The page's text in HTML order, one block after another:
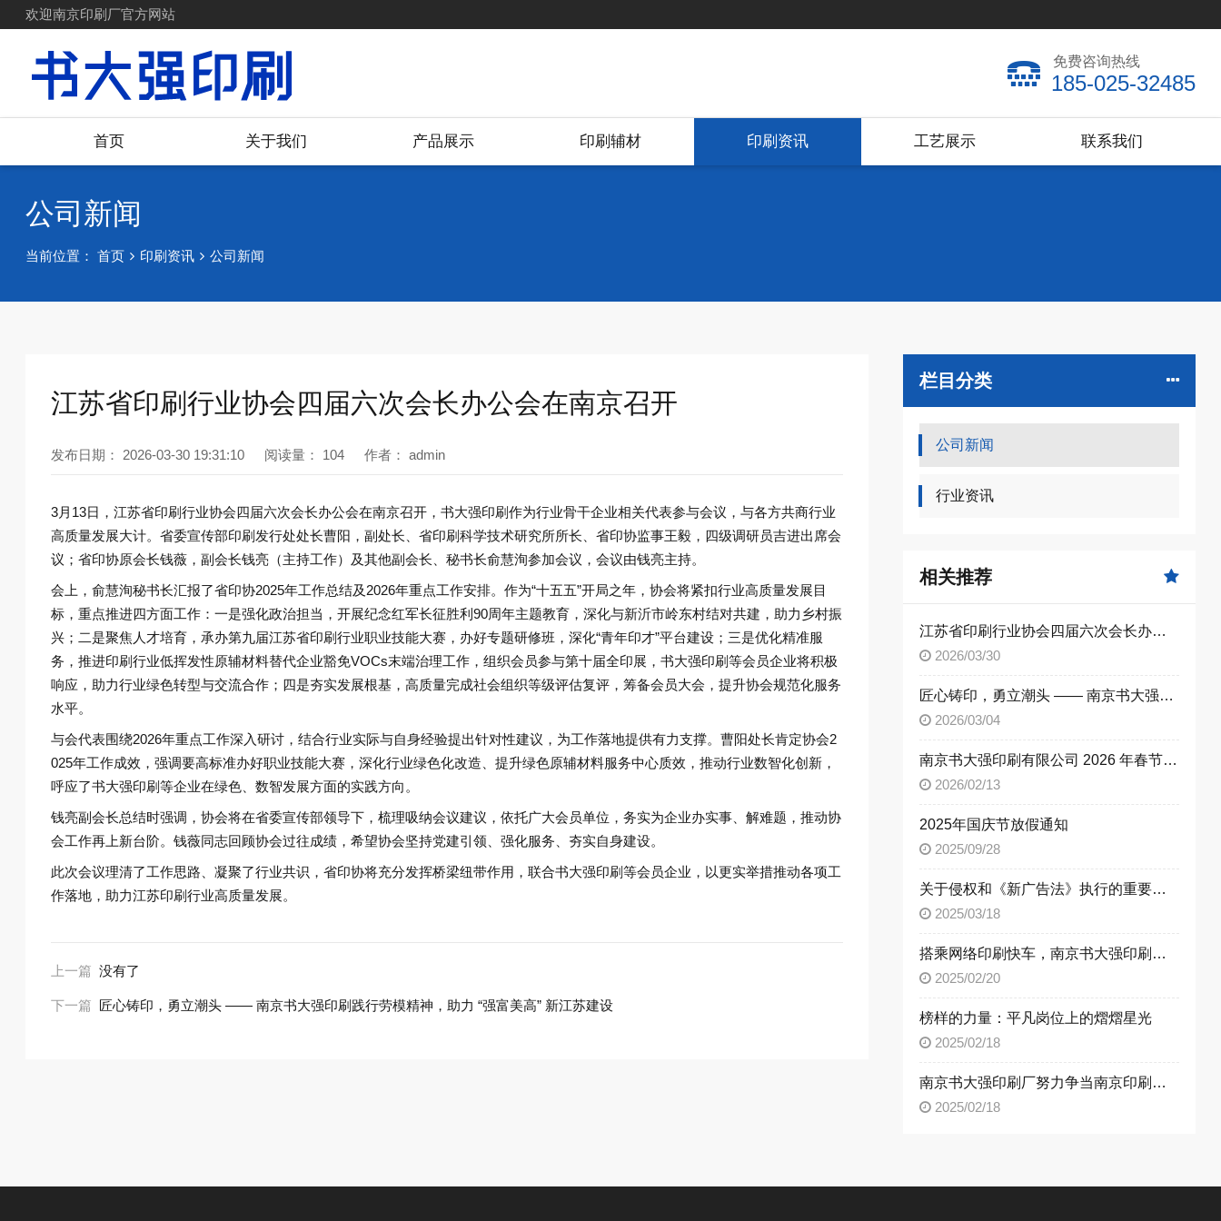
欢迎南京印刷厂官方网站
免费咨询热线
185-025-32485
首页 关于我们 产品展示 印刷辅材 印刷资讯 工艺展示 联系我们
公司新闻
当前位置： 首页 印刷资讯 公司新闻
江苏省印刷行业协会四届六次会长办公会在南京召开
发布日期： 2026-03-30 19:31:10 阅读量： 104 作者： admin
3月13日，江苏省印刷行业协会四届六次会长办公会在南京召开，书大强印刷作为行业骨干企业相关代表参与会议，与各方共商行业
高质量发展大计。省委宣传部印刷发行处处长曹阳，副处长、省印刷科学技术研究所所长、省印协监事王毅，四级调研员吉进出席会
议；省印协原会长钱薇，副会长钱亮（主持工作）及其他副会长、秘书长俞慧洵参加会议，会议由钱亮主持。
会上，俞慧洵秘书长汇报了省印协2025年工作总结及2026年重点工作安排。作为“十五五”开局之年，协会将紧扣行业高质量发展目
标，重点推进四方面工作：一是强化政治担当，开展纪念红军长征胜利90周年主题教育，深化与新沂市岭东村结对共建，助力乡村振
兴；二是聚焦人才培育，承办第九届江苏省印刷行业职业技能大赛，办好专题研修班，深化“青年印才”平台建设；三是优化精准服
务，推进印刷行业低挥发性原辅材料替代企业豁免VOCs末端治理工作，组织会员参与第十届全印展，书大强印刷等会员企业将积极
响应，助力行业绿色转型与交流合作；四是夯实发展根基，高质量完成社会组织等级评估复评，筹备会员大会，提升协会规范化服务
水平。
与会代表围绕2026年重点工作深入研讨，结合行业实际与自身经验提出针对性建议，为工作落地提供有力支撑。曹阳处长肯定协会2
025年工作成效，强调要高标准办好职业技能大赛，深化行业绿色化改造、提升绿色原辅材料服务中心质效，推动行业数智化创新，
呼应了书大强印刷等企业在绿色、数智发展方面的实践方向。
钱亮副会长总结时强调，协会将在省委宣传部领导下，梳理吸纳会议建议，依托广大会员单位，务实为企业办实事、解难题，推动协
会工作再上新台阶。钱薇同志回顾协会过往成绩，希望协会坚持党建引领、强化服务、夯实自身建设。
此次会议理清了工作思路、凝聚了行业共识，省印协将充分发挥桥梁纽带作用，联合书大强印刷等会员企业，以更实举措推动各项工
作落地，助力江苏印刷行业高质量发展。
上一篇 没有了
下一篇 匠心铸印，勇立潮头 —— 南京书大强印刷践行劳模精神，助力 “强富美高” 新江苏建设
栏目分类
公司新闻
行业资讯
相关推荐
江苏省印刷行业协会四届六次会长办公会在南京召开
2026/03/30
匠心铸印，勇立潮头 —— 南京书大强印刷践行劳模精神，助力 “强富美高” 新江苏建设
2026/03/04
​南京书大强印刷有限公司 2026 年春节放假通知及安全公告
2026/02/13
2025年国庆节放假通知
2025/09/28
关于侵权和《新广告法》执行的重要声明
2025/03/18
搭乘网络印刷快车，南京书大强印刷厂的机遇之旅
2025/02/20
榜样的力量：平凡岗位上的熠熠星光
2025/02/18
南京书大强印刷厂努力争当南京印刷行业的火车头
2025/02/18